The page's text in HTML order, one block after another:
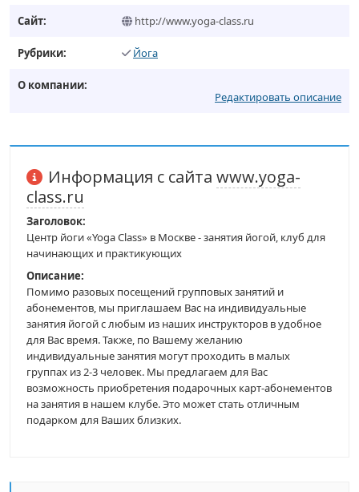
Сайт: http://www.yoga-class.ru
Рубрики: Йога
О компании:
Редактировать описание
Информация с сайта www.yoga-
class.ru
Заголовок:
Центр йоги «Yoga Class» в Москве - занятия йогой, клуб для
начинающих и практикующих
Описание:
Помимо разовых посещений групповых занятий и
абонементов, мы приглашаем Вас на индивидуальные
занятия йогой с любым из наших инструкторов в удобное
для Вас время. Также, по Вашему желанию
индивидуальные занятия могут проходить в малых
группах из 2-3 человек. Мы предлагаем для Вас
возможность приобретения подарочных карт-абонементов
на занятия в нашем клубе. Это может стать отличным
подарком для Ваших близких.